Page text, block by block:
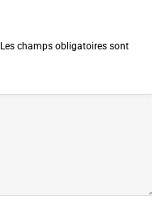
Les champs obligatoires sont